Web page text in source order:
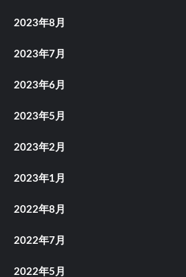
2023年8月
2023年7月
2023年6月
2023年5月
2023年2月
2023年1月
2022年8月
2022年7月
2022年5月